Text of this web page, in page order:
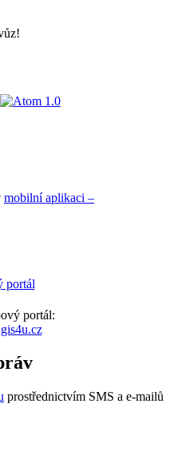
mobilní aplikaci –
portál:
prostřednictvím SMS a e-mailů